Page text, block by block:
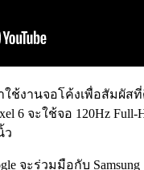
งานจอโค้งเพื่อสัมผัสที่
6 จะใช้จอ 120Hz
ว
จะร่วมมือกับ